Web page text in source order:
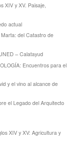
XIV y XV. Paisaje,
actual
del Catastro de
– Calatayud
Encuentros para el
y el vino al alcance de
el Legado del Arquitecto
XIV y XV: Agricultura y